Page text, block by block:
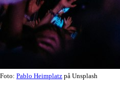
Foto: Pablo Heimplatz på Unsplash